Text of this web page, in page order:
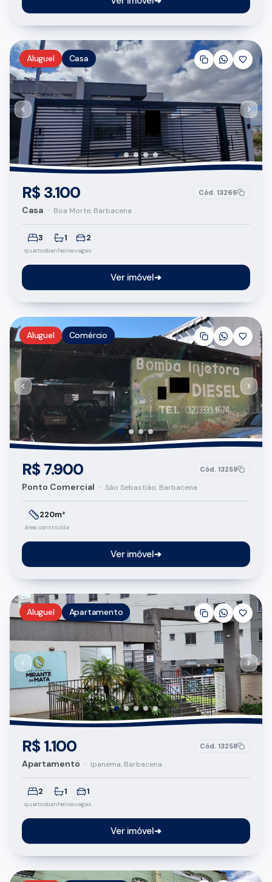
Aluguel Casa
R$ 3.100 Cód. 13266
Casa • Boa Morte, Barbacena
3
quartos
1
banheiros
2
vagas
Ver imóvel➔
Aluguel Comércio
R$ 7.900 Cód. 13259
Ponto Comercial • São Sebastião, Barbacena
220m²
área construída
Ver imóvel➔
Aluguel Apartamento
R$ 1.100 Cód. 13258
Apartamento • Ipanema, Barbacena
2
quartos
1
banheiros
1
vagas
Ver imóvel➔